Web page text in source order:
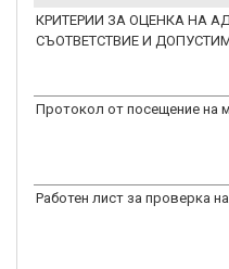
КРИТЕРИИ ЗА ОЦЕНКА НА
СЪОТВЕТСТВИЕ И
Протокол от посещение на
Работен лист за проверка